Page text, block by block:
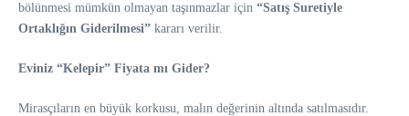
bölünmesi mümkün olmayan taşınmazlar için “Satış Suretiyle
Ortaklığın Giderilmesi” kararı verilir.
Eviniz “Kelepir” Fiyata mı Gider?
Mirasçıların en büyük korkusu, malın değerinin altında satılmasıdır.